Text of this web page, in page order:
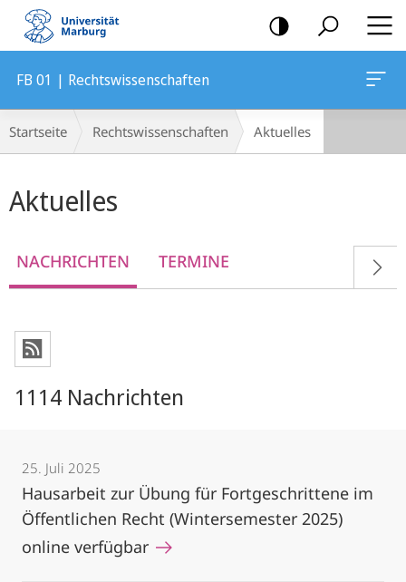
Mobile-
Navigation
FB 01 | Rechtswissenschaften
Breadcrumb-
Navigation
Startseite Rechtswissenschaften Aktuelles
Aktuelles
NACHRICHTEN TERMINE
1114 Nachrichten
25. Juli 2025
Hausarbeit zur Übung für Fortgeschrittene im
Öffentlichen Recht (Wintersemester 2025)
online verfügbar